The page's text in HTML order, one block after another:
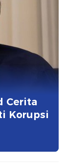
Cerita
Korupsi